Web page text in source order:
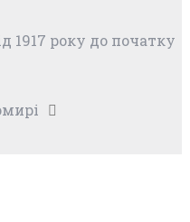
1917 року до початку